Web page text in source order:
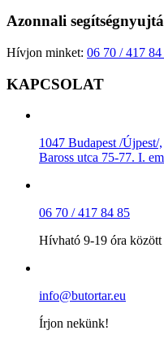
Azonnali
Hívjon minket: 06 70 / 417 84
KAPCSOLAT
1047 Budapest /Újpest/,
Baross utca 75-77. I.
06 70 / 417 84 85
Hívható 9-19 óra között
info@butortar.eu
Írjon nekünk!